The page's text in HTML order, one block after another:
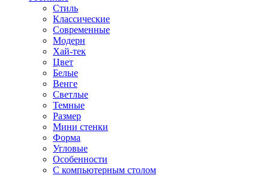
Стиль
Классические
Современные
Модерн
Хай-тек
Цвет
Белые
Венге
Светлые
Темные
Размер
Мини стенки
Форма
Угловые
Особенности
С компьютерным столом